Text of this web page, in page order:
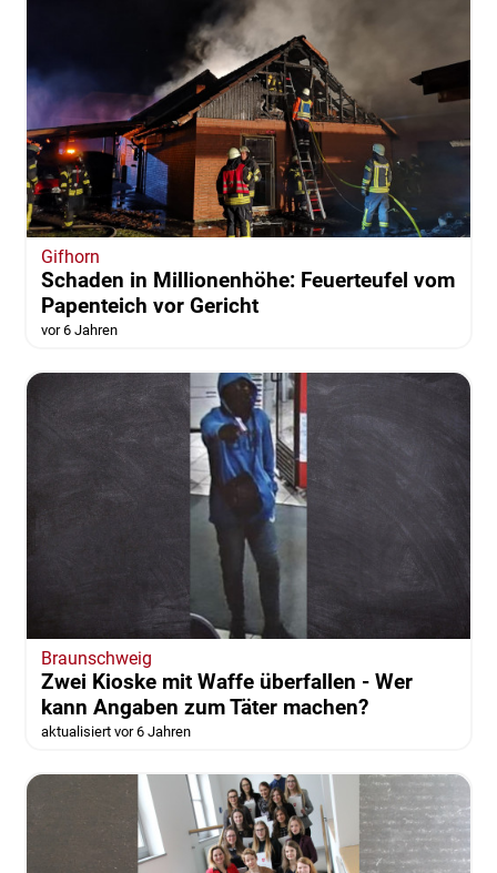
Gifhorn
Schaden in Millionenhöhe: Feuerteufel vom
Papenteich vor Gericht
vor 6 Jahren
Braunschweig
Zwei Kioske mit Waffe überfallen - Wer
kann Angaben zum Täter machen?
aktualisiert vor 6 Jahren